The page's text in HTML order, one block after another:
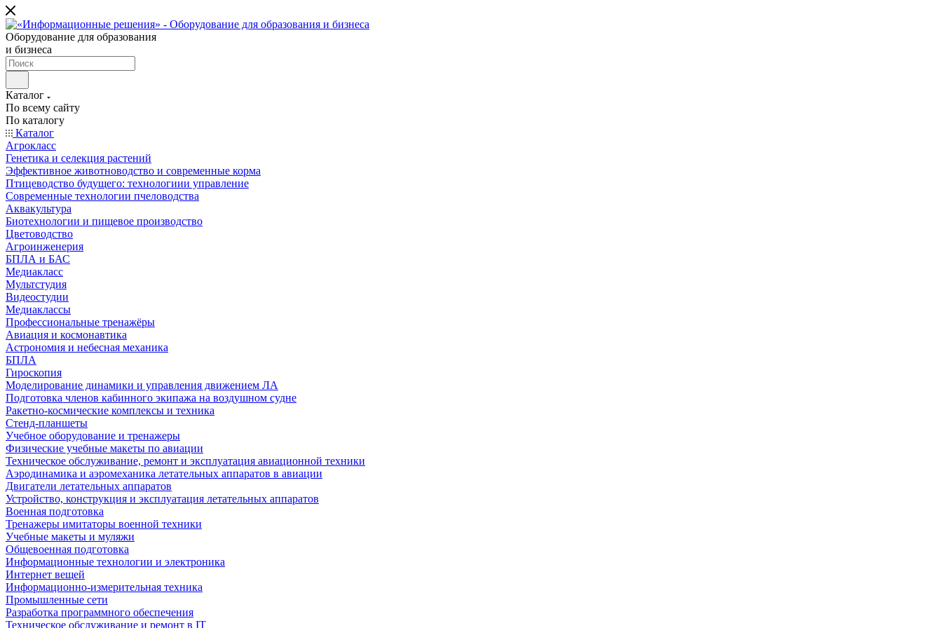
Оборудование для образования
и бизнеса
Каталог
По всему сайту
По каталогу
Каталог
Агрокласс
Генетика и селекция растений
Эффективное животноводство и современные корма
Птицеводство будущего: технологиии управление
Современные технологии пчеловодства
Аквакультура
Биотехнологии и пищевое производство
Цветоводство
Агроинженерия
БПЛА и БАС
Медиакласс
Мультстудия
Видеостудии
Медиаклассы
Профессиональные тренажёры
Авиация и космонавтика
Астрономия и небесная механика
БПЛА
Гироскопия
Моделирование динамики и управления движением ЛА
Подготовка членов кабинного экипажа на воздушном судне
Ракетно-космические комплексы и техника
Стенд-планшеты
Учебное оборудование и тренажеры
Физические учебные макеты по авиации
Техническое обслуживание, ремонт и эксплуатация авиационной техники
Аэродинамика и аэромеханика летательных аппаратов в авиации
Двигатели летательных аппаратов
Устройство, конструкция и эксплуатация летательных аппаратов
Военная подготовка
Тренажеры имитаторы военной техники
Учебные макеты и муляжи
Общевоенная подготовка
Информационные технологии и электроника
Интернет вещей
Информационно-измерительная техника
Промышленные сети
Разработка программного обеспечения
Техническое обслуживание и ремонт в IT